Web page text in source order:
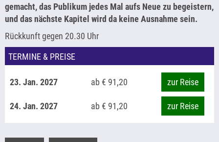
gemacht, das Publikum jedes Mal aufs Neue zu begeistern,
und das nächste Kapitel wird da keine Ausnahme sein.
Rückkunft gegen 20.30 Uhr
TERMINE & PREISE
23. Jan. 2027 ab € 91,20 zur Reise
24. Jan. 2027 ab € 91,20 zur Reise